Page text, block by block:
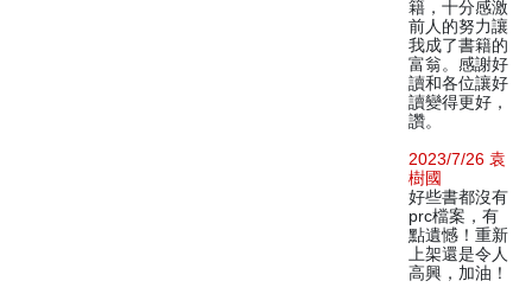
籍，十分感激
前人的努力讓
我成了書籍的
富翁。感謝好
讀和各位讓好
讀變得更好，
讚。
2023/7/26 袁
樹國
好些書都沒有
prc檔案，有
點遺憾！重新
上架還是令人
高興，加油！